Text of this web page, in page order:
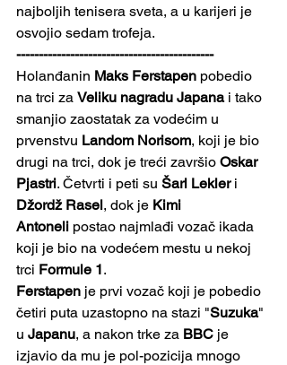
najboljih tenisera sveta, a u karijeri je
osvojio sedam trofeja.
--------------------------------------------
Holanđanin Maks Ferstapen pobedio
na trci za Veliku nagradu Japana i tako
smanjio zaostatak za vodećim u
prvenstvu Landom Norisom, koji je bio
drugi na trci, dok je treći završio Oskar
Pjastri. Četvrti i peti su Šarl Lekler i
Džordž Rasel, dok je Kimi
Antoneli postao najmlađi vozač ikada
koji je bio na vodećem mestu u nekoj
trci Formule 1.
Ferstapen je prvi vozač koji je pobedio
četiri puta uzastopno na stazi "Suzuka"
u Japanu, a nakon trke za BBC je
izjavio da mu je pol-pozicija mnogo